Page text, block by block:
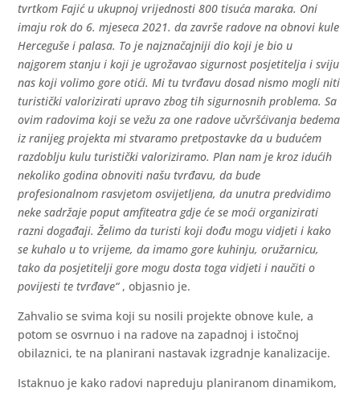
tvrtkom Fajić u ukupnoj vrijednosti 800 tisuća maraka. Oni
imaju rok do 6. mjeseca 2021. da završe radove na obnovi kule
Herceguše i palasa. To je najznačajniji dio koji je bio u
najgorem stanju i koji je ugrožavao sigurnost posjetitelja i sviju
nas koji volimo gore otići. Mi tu tvrđavu dosad nismo mogli niti
turistički valorizirati upravo zbog tih sigurnosnih problema. Sa
ovim radovima koji se vežu za one radove učvršćivanja bedema
iz ranijeg projekta mi stvaramo pretpostavke da u budućem
razdoblju kulu turistički valoriziramo. Plan nam je kroz idućih
nekoliko godina obnoviti našu tvrđavu, da bude
profesionalnom rasvjetom osvijetljena, da unutra predvidimo
neke sadržaje poput amfiteatra gdje će se moći organizirati
razni događaji. Želimo da turisti koji dođu mogu vidjeti i kako
se kuhalo u to vrijeme, da imamo gore kuhinju, oružarnicu,
tako da posjetitelji gore mogu dosta toga vidjeti i naučiti o
povijesti te tvrđave“, objasnio je.
Zahvalio se svima koji su nosili projekte obnove kule, a
potom se osvrnuo i na radove na zapadnoj i istočnoj
obilaznici, te na planirani nastavak izgradnje kanalizacije.
Istaknuo je kako radovi napreduju planiranom dinamikom,